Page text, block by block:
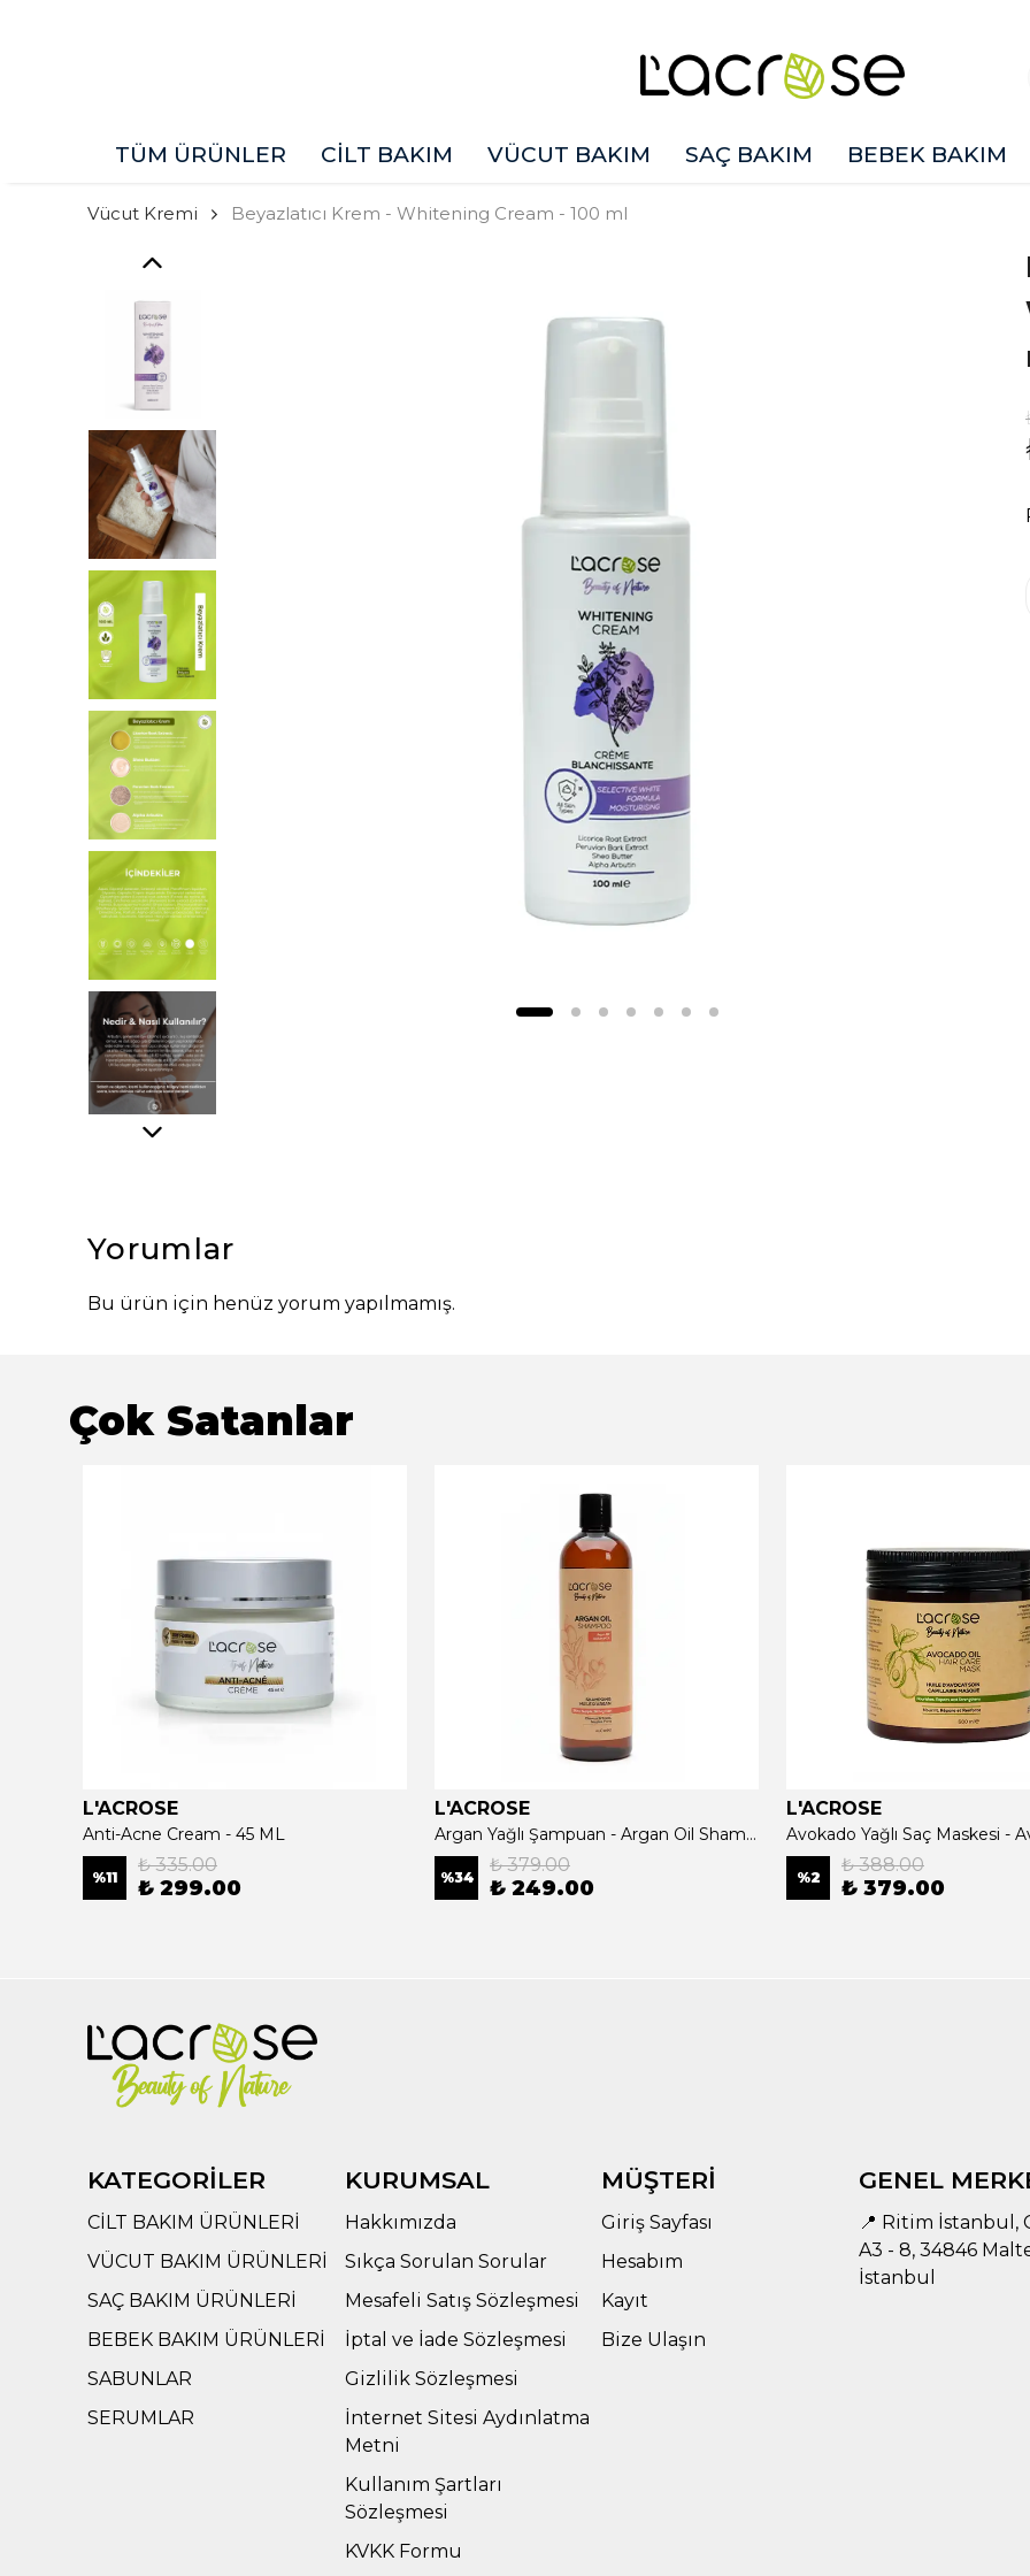
TÜM ÜRÜNLER CİLT BAKIM VÜCUT BAKIM SAÇ BAKIM BEBEK BAKIM
Vücut Kremi Beyazlatıcı Krem - Whitening Cream - 100 ml
Yorumlar
Bu ürün için henüz yorum yapılmamış.
Çok Satanlar
L'ACROSE
Anti-Acne Cream - 45 ML
%11
₺ 335.00
₺ 299.00
L'ACROSE
Argan Yağlı Şampuan - Argan Oil Shampoo - 400 ML
%34
₺ 379.00
₺ 249.00
L'ACROSE
%2
₺ 388.00
₺ 379.00
KATEGORİLER
CİLT BAKIM ÜRÜNLERİ
VÜCUT BAKIM ÜRÜNLERİ
SAÇ BAKIM ÜRÜNLERİ
BEBEK BAKIM ÜRÜNLERİ
SABUNLAR
SERUMLAR
KURUMSAL
Hakkımızda
Sıkça Sorulan Sorular
Mesafeli Satış Sözleşmesi
İptal ve İade Sözleşmesi
Gizlilik Sözleşmesi
İnternet Sitesi Aydınlatma
Metni
Kullanım Şartları
Sözleşmesi
KVKK Formu
MÜŞTERİ
Giriş Sayfası
Hesabım
Kayıt
Bize Ulaşın
GENEL
📍 Ritim İstanbul,
A3 - 8, 34846
İstanbul